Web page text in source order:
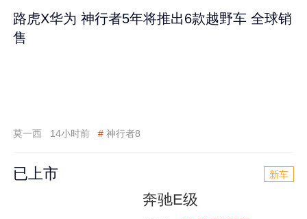
路虎X华为 神行者5年将推出6款越野车 全球销
售
莫一西 14小时前 # 神行者8
已上市 新车
奔驰E级